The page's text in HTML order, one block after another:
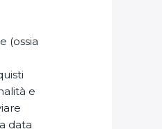
(ossia
e
data